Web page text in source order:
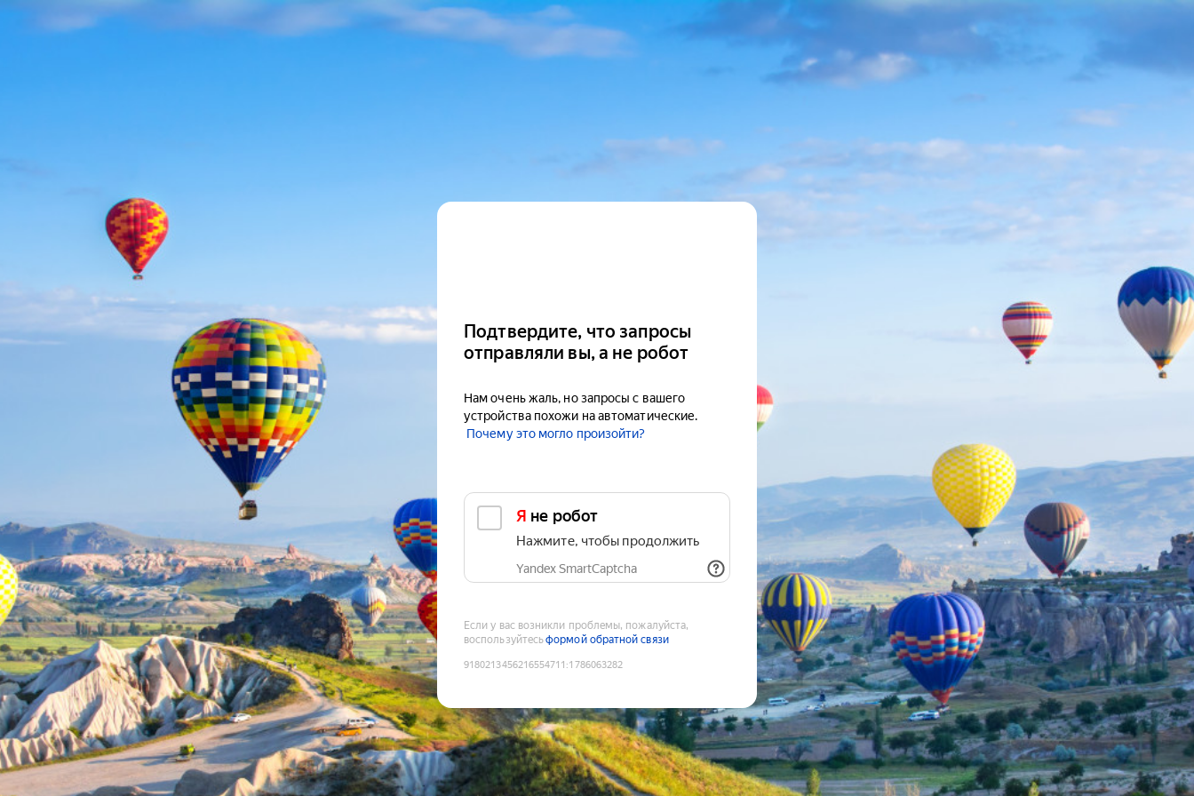
Подтвердите, что запросы
отправляли вы, а не робот
Нам очень жаль, но запросы с вашего
устройства похожи на автоматические.
Почему это могло произойти?
Я не робот
Нажмите, чтобы продолжить
Yandex SmartCaptcha
Если у вас возникли проблемы, пожалуйста,
воспользуйтесьформой обратной связи
9180213456216554711 :1786063282